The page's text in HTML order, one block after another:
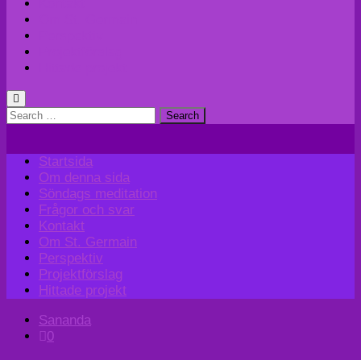
Search
Startsida
Om denna sida
Söndags meditation
Frågor och svar
Kontakt
Om St. Germain
Perspektiv
Projektförslag
Hittade projekt
Sananda
0